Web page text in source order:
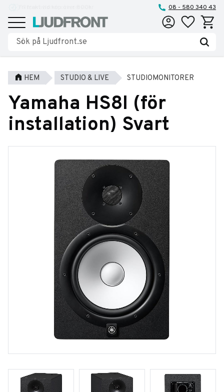
Meny
08 - 580 340 43
Favoriter
HEM STUDIO & LIVE STUDIOMONITORER
Yamaha HS8I (för
installation) Svart